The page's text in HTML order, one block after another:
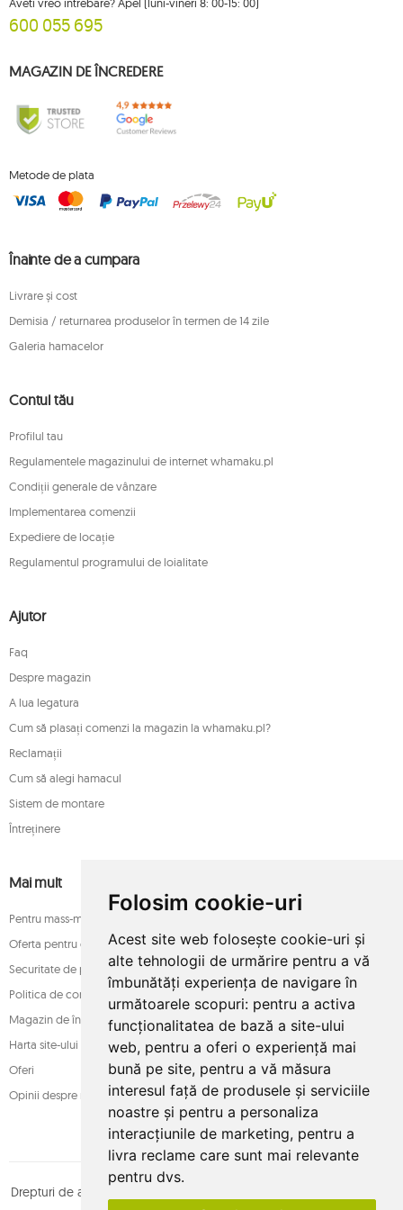
Folosim cookie-uri
Acest site web folosește cookie-uri și
alte tehnologii de urmărire pentru a vă
îmbunătăți experiența de navigare în
următoarele scopuri: pentru a activa
funcționalitatea de bază a site-ului
web, pentru a oferi o experiență mai
bună pe site, pentru a vă măsura
interesul față de produsele și serviciile
noastre și pentru a personaliza
interacțiunile de marketing, pentru a
livra reclame care sunt mai relevante
pentru dvs.
600 055 695
MAGAZIN DE ÎNCREDERE
Metode de plata
Înainte de a cumpara
Livrare și cost
Demisia / returnarea produselor în termen de 14 zile
Galeria hamacelor
Contul tău
Profilul tau
Regulamentele magazinului de internet whamaku.pl
Condiții generale de vânzare
Implementarea comenzii
Expediere de locație
Regulamentul programului de loialitate
Ajutor
Faq
Despre magazin
A lua legatura
Cum să plasați comenzi la magazin la whamaku.pl?
Reclamații
Cum să alegi hamacul
Sistem de montare
Întreținere
Mai mult
Pentru mass-media
Oferta pentru companii
Securitate de plată
Politica de confidențialitate
Magazin de încredere
Harta site-ului
Oferi
Opinii despre magazin
Drepturi de autor © whamaku.pl. Toate drepturile rezervate. Proiectat